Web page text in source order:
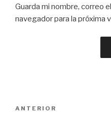
Guarda mi nombre, correo
navegador para la próxima
Entrada
ANTERIOR